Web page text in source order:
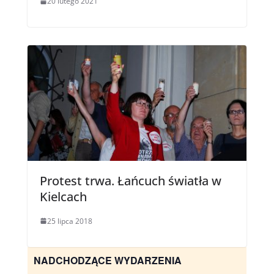
Protest trwa. Łańcuch światła w
Kielcach
25 lipca 2018
NADCHODZĄCE WYDARZENIA